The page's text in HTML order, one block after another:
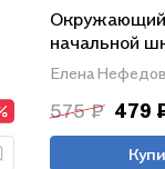
Окружающий
начальной
Елена
575 ₽ 479